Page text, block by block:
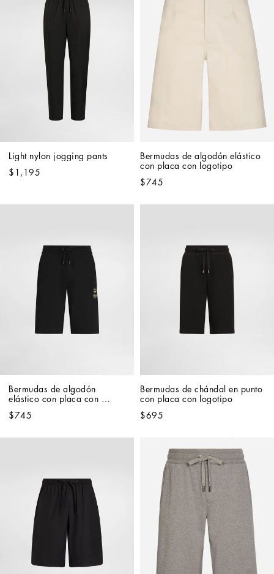
Light nylon jogging pants
$1,195
Bermudas de algodón elástico
con placa con logotipo
$745
Bermudas de algodón
elástico con placa con
$745
Bermudas de chándal en punto
con placa con logotipo
$695